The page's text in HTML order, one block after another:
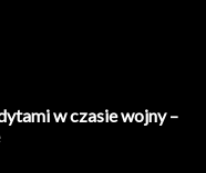
w czasie wojny –